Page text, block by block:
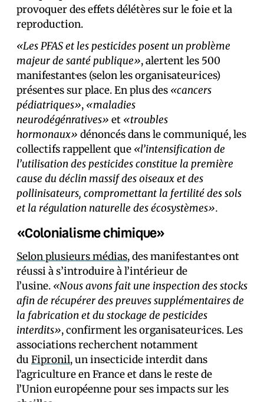
provoquer des effets délétères sur le foie et la
reproduction.
«Les PFAS et les pesticides posent un problème
majeur de santé publique», alertent les 500
manifestant·es (selon les organisateur·ices)
présent·es sur place. En plus des «cancers
pédiatriques», «maladies
neurodégénratives» et «troubles
hormonaux» dénoncés dans le communiqué, les
collectifs rappellent que «l’intensification de
l’utilisation des pesticides constitue la première
cause du déclin massif des oiseaux et des
pollinisateurs, compromettant la fertilité des sols
et la régulation naturelle des écosystèmes».
«Colonialisme chimique»
Selon plusieurs médias, des manifestant·es ont
réussi à s’introduire à l’intérieur de
l’usine. «Nous avons fait une inspection des stocks
afin de récupérer des preuves supplémentaires de
la fabrication et du stockage de pesticides
interdits», confirment les organisateur·ices. Les
associations recherchent notamment
du Fipronil, un insecticide interdit dans
l’agriculture en France et dans le reste de
l’Union européenne pour ses impacts sur les